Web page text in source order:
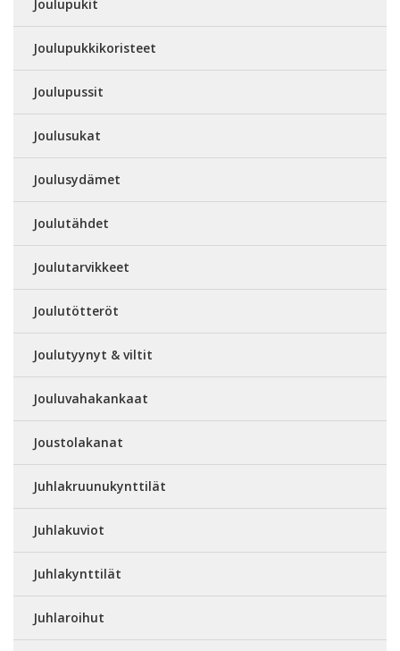
Joulupukit
Joulupukkikoristeet
Joulupussit
Joulusukat
Joulusydämet
Joulutähdet
Joulutarvikkeet
Joulutötteröt
Joulutyynyt & viltit
Jouluvahakankaat
Joustolakanat
Juhlakruunukynttilät
Juhlakuviot
Juhlakynttilät
Juhlaroihut